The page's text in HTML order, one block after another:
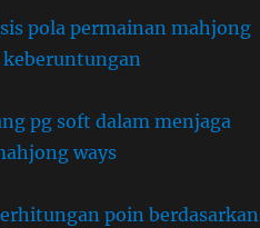
pola permainan mahjong
keberuntungan
pg soft dalam menjaga
ways
poin berdasarkan